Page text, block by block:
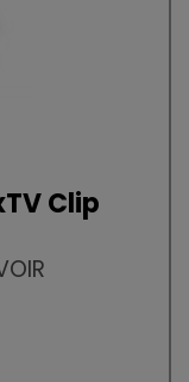
Clip